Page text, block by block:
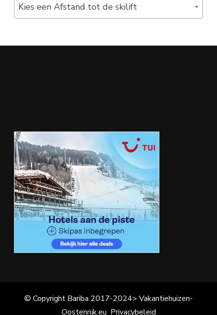
Kies een Afstand tot de skilift
© Copyright Bariba 2017-2024> Vakantiehuizen-
Oostenrijk.eu Privacybeleid